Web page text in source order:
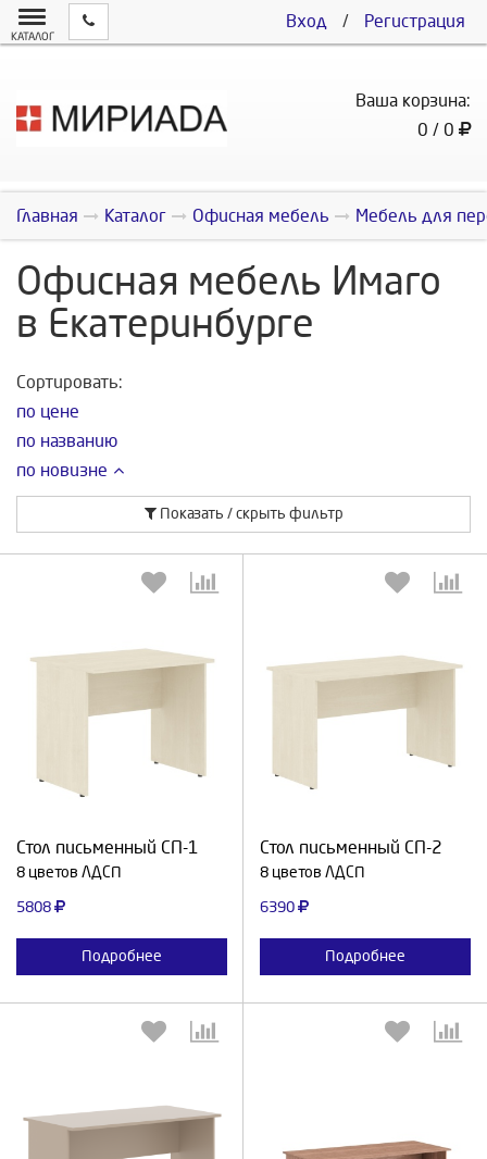
Вход / Регистрация
КАТАЛОГ
Ваша корзина:
0 / 0
Главная Каталог Офисная мебель Мебель для
Офисная мебель Имаго
в Екатеринбурге
Сортировать:
по цене
по названию
по новизне
Показать / скрыть фильтр
Стол письменный СП-1
8 цветов ЛДСП
5808
Подробнее
Выберите количество:
Стол письменный СП-2
8 цветов ЛДСП
6390
Подробнее
Выберите количество: